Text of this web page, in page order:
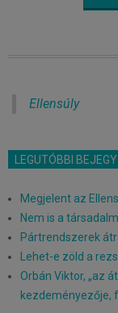
Ellensúly
LEGUTÓBBI
Megjelent az
Nem is a
Pártrendszerek
Lehet-e zöld a
Orbán Viktor, „az
kezdeményezője,